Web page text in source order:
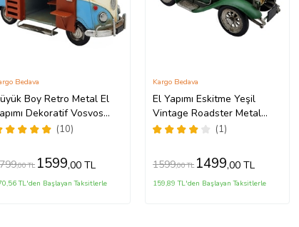
Boy Retro Metal El
Dekoratif Vosvos
Minibüs
(10)
Bedava
,00 TL 1599,00 TL
TL'den Başlayan Taksitlerle
El Yapımı Eskitme Yeşil
Vintage Roadster Metal
Dekoratif Araba Biblo -
Otomobil Koleksiyonluk
(1)
Kargo Bedava
1599,00 TL 1499,00 TL
159,89 TL'den Başlayan Taksitlerle